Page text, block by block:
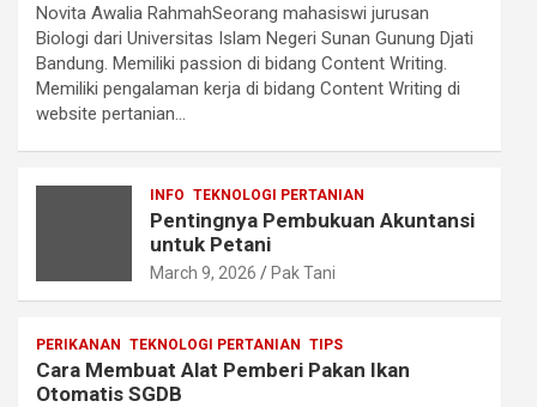
Novita Awalia RahmahSeorang mahasiswi jurusan
Biologi dari Universitas Islam Negeri Sunan Gunung Djati
Bandung. Memiliki passion di bidang Content Writing.
Memiliki pengalaman kerja di bidang Content Writing di
website pertanian…
INFO TEKNOLOGI PERTANIAN
Pentingnya Pembukuan Akuntansi
untuk Petani
March 9, 2026 Pak Tani
PERIKANAN TEKNOLOGI PERTANIAN TIPS
Cara Membuat Alat Pemberi Pakan Ikan
Otomatis SGDB